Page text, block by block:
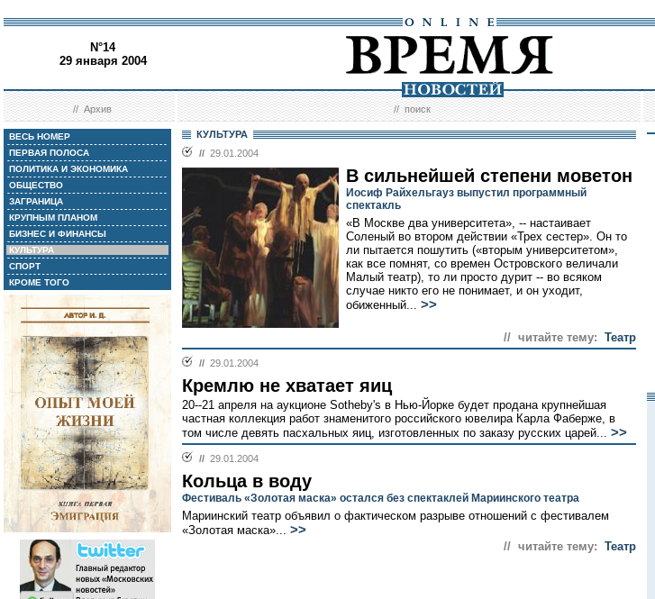
N°14
29 января 2004
//Архив //поиск
ВЕСЬ НОМЕР
ПЕРВАЯ ПОЛОСА
ПОЛИТИКА И ЭКОНОМИКА
ОБЩЕСТВО
ЗАГРАНИЦА
КРУПНЫМ ПЛАНОМ
БИЗНЕС И ФИНАНСЫ
КУЛЬТУРА
СПОРТ
КРОМЕ ТОГО
КУЛЬТУРА
// 29.01.2004
В сильнейшей степени моветон
Иосиф Райхельгауз выпустил программный
спектакль
«В Москве два университета», -- настаивает
Соленый во втором действии «Трех сестер». Он то
ли пытается пошутить («вторым университетом»,
как все помнят, со времен Островского величали
Малый театр), то ли просто дурит -- во всяком
случае никто его не понимает, и он уходит,
обиженный... >>
// читайте тему: Театр
// 29.01.2004
Кремлю не хватает яиц
20--21 апреля на аукционе Sotheby's в Нью-Йорке будет продана крупнейшая
частная коллекция работ знаменитого российского ювелира Карла Фаберже, в
том числе девять пасхальных яиц, изготовленных по заказу русских царей... >>
// 29.01.2004
Кольца в воду
Фестиваль «Золотая маска» остался без спектаклей Мариинского театра
Мариинский театр объявил о фактическом разрыве отношений с фестивалем
«Золотая маска»... >>
// читайте тему: Театр